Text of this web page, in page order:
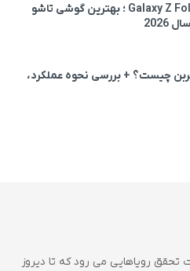
بررسی Galaxy Z Fold8 Ultra ؛ بهترین گوشی تاشو
چیست؟ + بررسی نحوه عملکرد،
تحقق رویاهایی می رود که تا دیروز